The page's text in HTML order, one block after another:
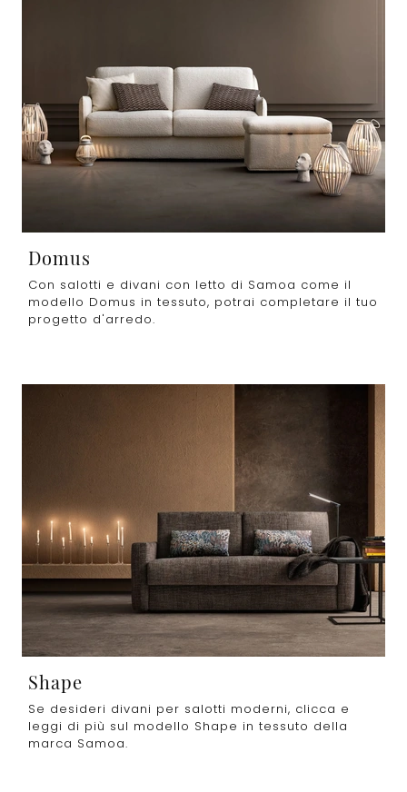
Domus
Con salotti e divani con letto di Samoa come il
modello Domus in tessuto, potrai completare il tuo
progetto d'arredo.
Shape
Se desideri divani per salotti moderni, clicca e
leggi di più sul modello Shape in tessuto della
marca Samoa.